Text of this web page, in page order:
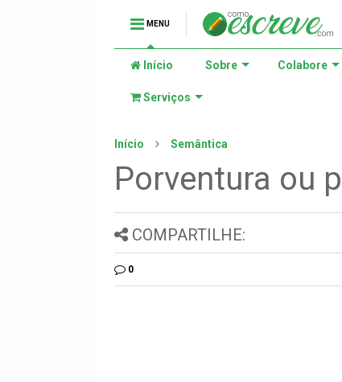
MENU
Início Sobre Colabore
Serviços
Início Semântica
Porventura ou
COMPARTILHE:
0